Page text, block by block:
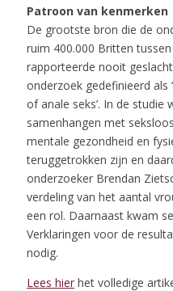
Patroon van kenmerken
De grootste bron die de
ruim 400.000 Britten
rapporteerde nooit
onderzoek gedefinieerd als
of anale seks’. In de
samenhangen met
mentale gezondheid en
teruggetrokken zijn en
onderzoeker Brendan
verdeling van het aantal
een rol. Daarnaast kwam
Verklaringen voor de
nodig.
Lees hier het volledige